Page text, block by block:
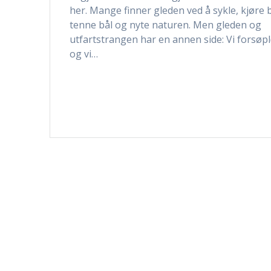
her. Mange finner gleden ved å sykle, kjøre
tenne bål og nyte naturen. Men gleden og
utfartstrangen har en annen side: Vi
og vi…